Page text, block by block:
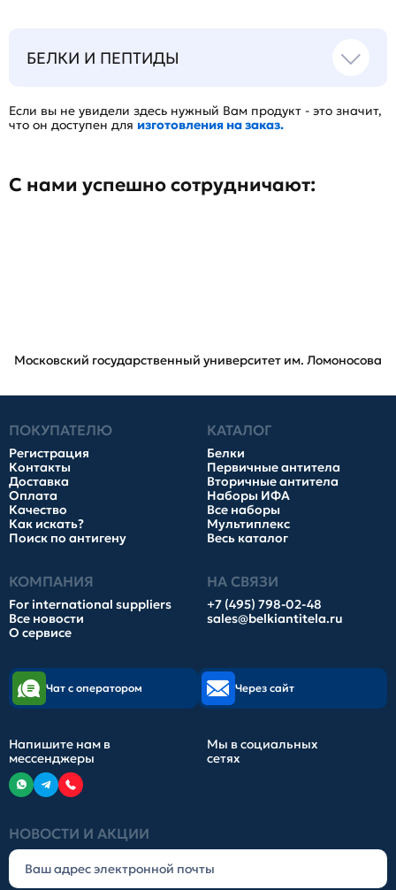
БЕЛКИ И ПЕПТИДЫ
Если вы не увидели здесь нужный Вам продукт - это значит,
что он доступен для изготовления на заказ.
С нами успешно сотрудничают:
Московский государственный университет им. Ломоносова
ПОКУПАТЕЛЮ
Регистрация
Контакты
Доставка
Оплата
Качество
Как искать?
Поиск по антигену
КАТАЛОГ
Белки
Первичные антитела
Вторичные антитела
Наборы ИФА
Все наборы
Мультиплекс
Весь каталог
КОМПАНИЯ
For international suppliers
Все новости
О сервисе
НА СВЯЗИ
+7 (495) 798-02-48
sales@belkiantitela.ru
НОВОСТИ И АКЦИИ
Чат с оператором Через сайт
Напишите нам в
мессенджеры
Мы в социальных
сетях